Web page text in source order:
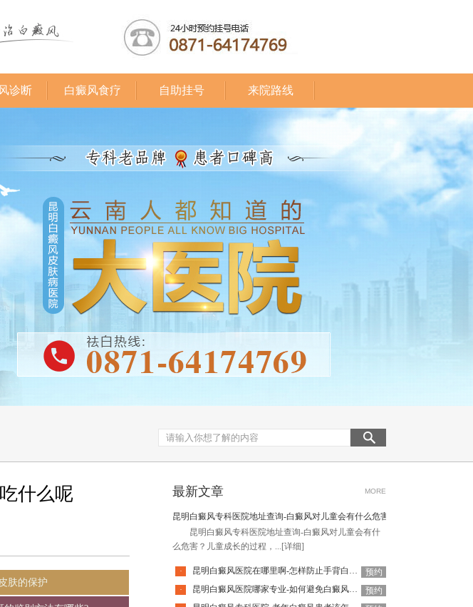
诊断 白癜风食疗 自助挂号 来院路线
什么呢
肤的保护
最新文章 MORE
昆明白癜风专科医院地址查询-白癜风对儿童会有什么危害
昆明白癜风专科医院地址查询-白癜风对儿童会有什
么危害？儿童成长的过程，... [详细]
· 昆明白癜风医院在哪里啊-怎样防止手背白癜风扩散呢
预约
·
昆明白癜风医院哪家专业-如何避免白癜风复发呢
预约